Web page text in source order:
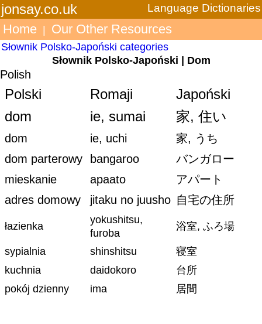
jonsay.co.uk Language Dictionaries
Home Our Other Resources
Słownik Polsko-Japoński categories
Słownik Polsko-Japoński | Dom
Polish
Polski Romaji
Japoński
dom
ie, sumai 家, 住い
dom ie, uchi
家, うち
dom parterowy
bangaroo
バンガロー
mieskanie
apaato
アパート
adres domowy
jitaku no juusho 自宅の住所
łazienka
yokushitsu,
furoba
浴室, ふろ場
sypialnia shinshitsu
寝室
kuchnia
daidokoro
台所
pokój dzienny
ima 居間